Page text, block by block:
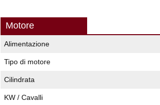
Motore
Alimentazione
Tipo di motore
Cilindrata
KW / Cavalli